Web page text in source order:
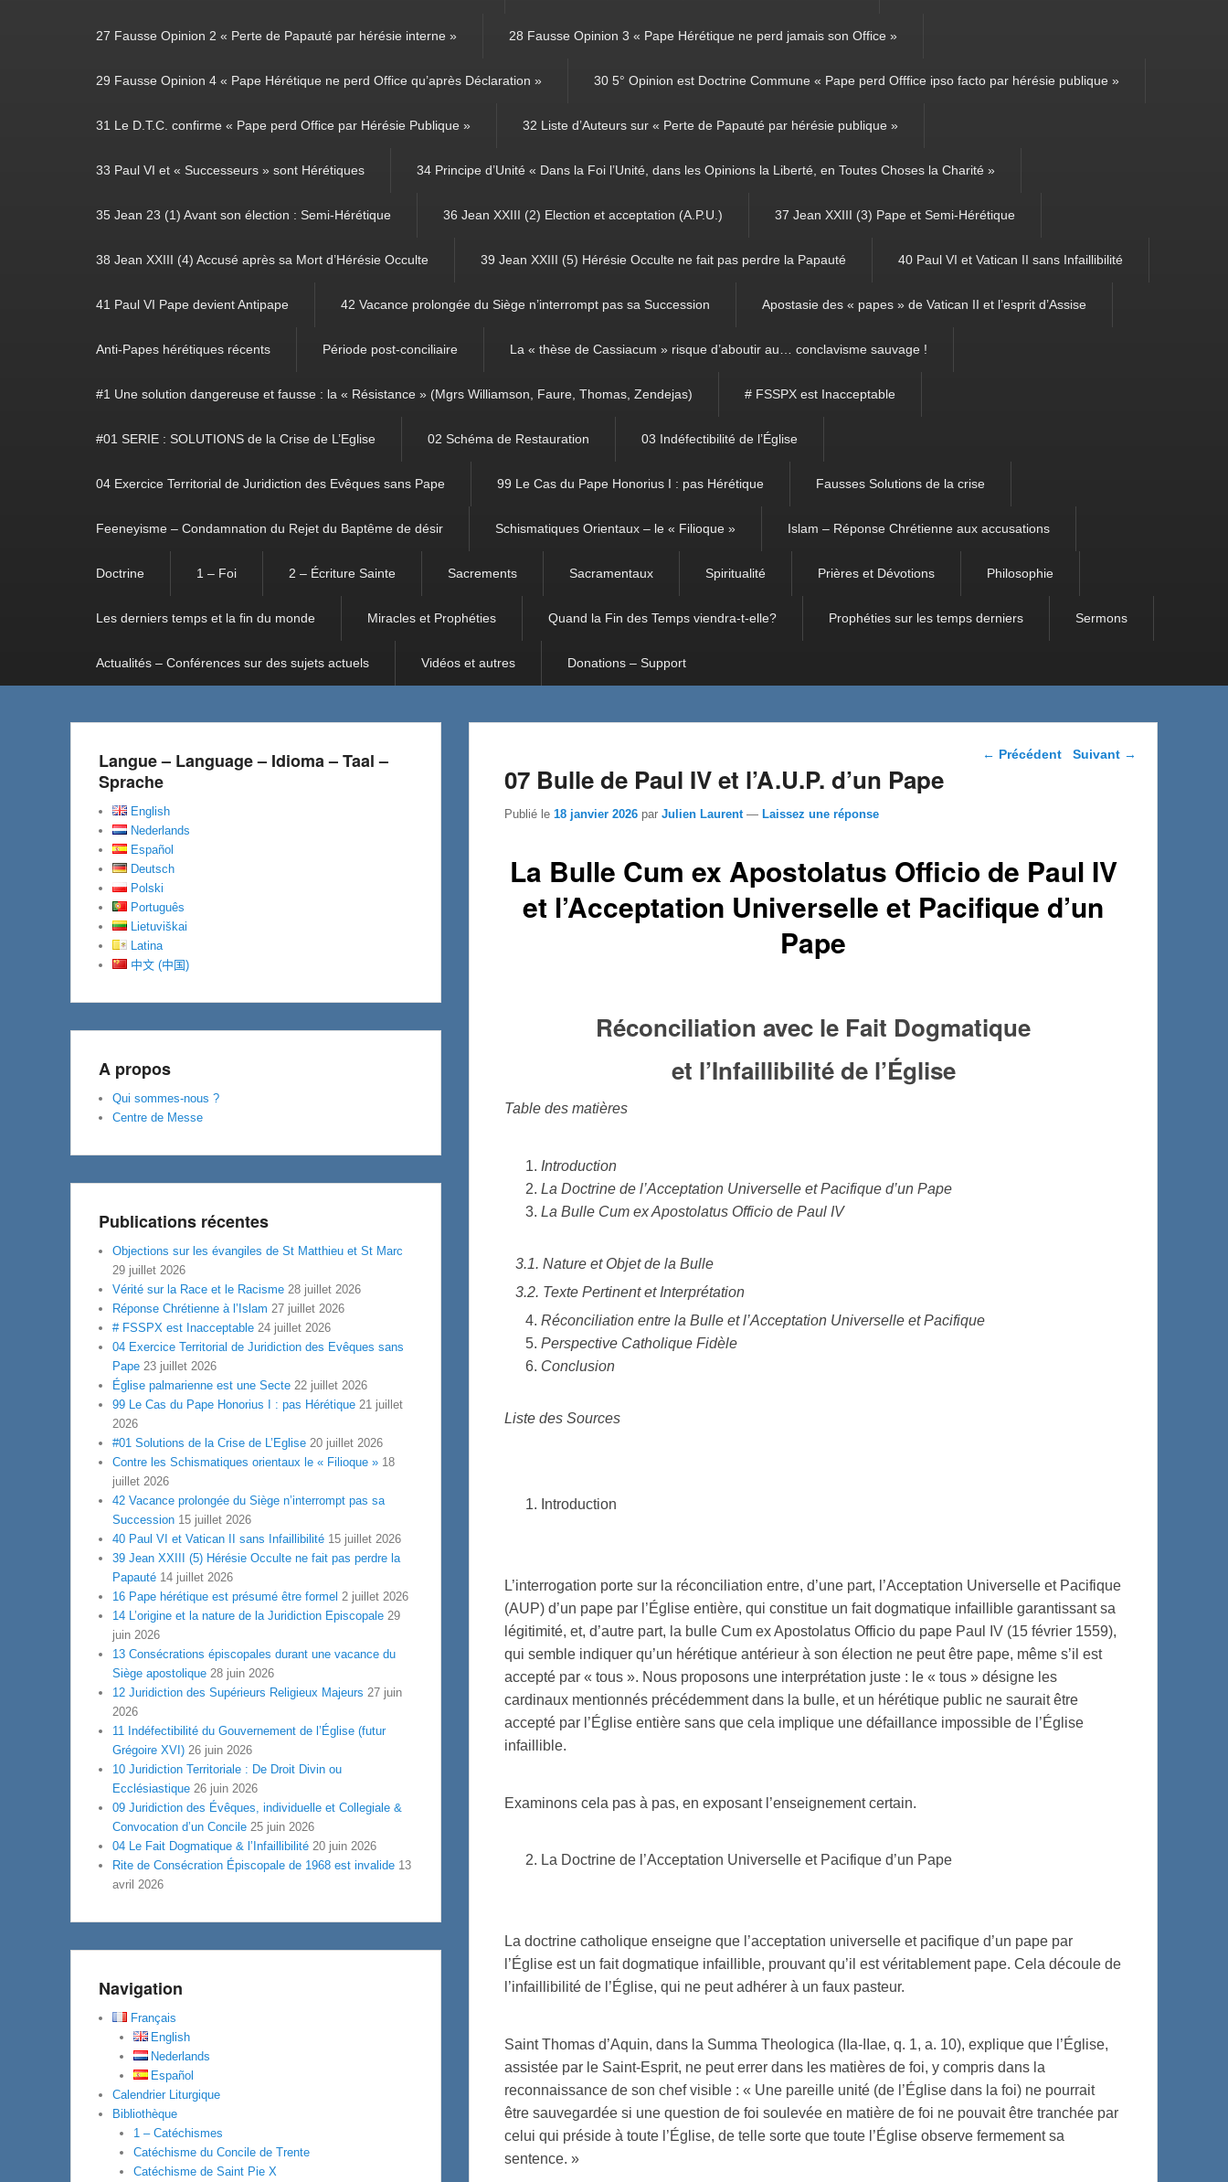
27 Fausse Opinion 2 « Perte de Papauté par hérésie interne » 28 Fausse Opinion 3 « Pape Hérétique ne perd jamais son Office »
29 Fausse Opinion 4 « Pape Hérétique ne perd Office qu’après Déclaration » 30 5° Opinion est Doctrine Commune « Pape perd Offfice ipso facto par hérésie publique »
31 Le D.T.C. confirme « Pape perd Office par Hérésie Publique » 32 Liste d’Auteurs sur « Perte de Papauté par hérésie publique »
33 Paul VI et « Successeurs » sont Hérétiques 34 Principe d’Unité « Dans la Foi l’Unité, dans les Opinions la Liberté, en Toutes Choses la Charité »
35 Jean 23 (1) Avant son élection : Semi-Hérétique 36 Jean XXIII (2) Election et acceptation (A.P.U.) 37 Jean XXIII (3) Pape et Semi-Hérétique
38 Jean XXIII (4) Accusé après sa Mort d’Hérésie Occulte 39 Jean XXIII (5) Hérésie Occulte ne fait pas perdre la Papauté 40 Paul VI et Vatican II sans Infaillibilité
41 Paul VI Pape devient Antipape 42 Vacance prolongée du Siège n’interrompt pas sa Succession Apostasie des « papes » de Vatican II et l’esprit d’Assise
Anti-Papes hérétiques récents Période post-conciliaire La « thèse de Cassiacum » risque d’aboutir au… conclavisme sauvage !
#1 Une solution dangereuse et fausse : la « Résistance » (Mgrs Williamson, Faure, Thomas, Zendejas) # FSSPX est Inacceptable
#01 SERIE : SOLUTIONS de la Crise de L’Eglise 02 Schéma de Restauration 03 Indéfectibilité de l’Église
04 Exercice Territorial de Juridiction des Evêques sans Pape 99 Le Cas du Pape Honorius I : pas Hérétique Fausses Solutions de la crise
Feeneyisme – Condamnation du Rejet du Baptême de désir Schismatiques Orientaux – le « Filioque » Islam – Réponse Chrétienne aux accusations
Doctrine 1 – Foi 2 – Écriture Sainte Sacrements Sacramentaux Spiritualité Prières et Dévotions Philosophie
Les derniers temps et la fin du monde Miracles et Prophéties Quand la Fin des Temps viendra-t-elle? Prophéties sur les temps derniers Sermons
Actualités – Conférences sur des sujets actuels Vidéos et autres Donations – Support
Navigation dans les
← Précédent Suivant →
07 Bulle de Paul IV et l’A.U.P. d’un Pape
Publié le 18 janvier 2026 par Julien Laurent — Laissez une réponse
La Bulle Cum ex Apostolatus Officio de Paul IV
et l’Acceptation Universelle et Pacifique d’un
Pape
Réconciliation avec le Fait Dogmatique
et l’Infaillibilité de l’Église
Table des matières
Introduction
La Doctrine de l’Acceptation Universelle et Pacifique d’un Pape
La Bulle Cum ex Apostolatus Officio de Paul IV
3.1. Nature et Objet de la Bulle
3.2. Texte Pertinent et Interprétation
Réconciliation entre la Bulle et l’Acceptation Universelle et Pacifique
Perspective Catholique Fidèle
Conclusion
Liste des Sources
Introduction
L’interrogation porte sur la réconciliation entre, d’une part, l’Acceptation Universelle et Pacifique
(AUP) d’un pape par l’Église entière, qui constitue un fait dogmatique infaillible garantissant sa
légitimité, et, d’autre part, la bulle Cum ex Apostolatus Officio du pape Paul IV (15 février 1559),
qui semble indiquer qu’un hérétique antérieur à son élection ne peut être pape, même s’il est
accepté par « tous ». Nous proposons une interprétation juste : le « tous » désigne les
cardinaux mentionnés précédemment dans la bulle, et un hérétique public ne saurait être
accepté par l’Église entière sans que cela implique une défaillance impossible de l’Église
infaillible.
Examinons cela pas à pas, en exposant l’enseignement certain.
La Doctrine de l’Acceptation Universelle et Pacifique d’un Pape
La doctrine catholique enseigne que l’acceptation universelle et pacifique d’un pape par
l’Église est un fait dogmatique infaillible, prouvant qu’il est véritablement pape. Cela découle de
l’infaillibilité de l’Église, qui ne peut adhérer à un faux pasteur.
Saint Thomas d’Aquin, dans la Summa Theologica (IIa-IIae, q. 1, a. 10), explique que l’Église,
assistée par le Saint-Esprit, ne peut errer dans les matières de foi, y compris dans la
reconnaissance de son chef visible : « Une pareille unité (de l’Église dans la foi) ne pourrait
être sauvegardée si une question de foi soulevée en matière de foi ne pouvait être tranchée par
celui qui préside à toute l’Église, de telle sorte que toute l’Église observe fermement sa
sentence. »
Langue – Language – Idioma – Taal –
Sprache
English
Nederlands
Español
Deutsch
Polski
Português
Lietuviškai
Latina
中文 (中国)
A propos
Qui sommes-nous ?
Centre de Messe
Publications récentes
Objections sur les évangiles de St Matthieu et St Marc
29 juillet 2026
Vérité sur la Race et le Racisme 28 juillet 2026
Réponse Chrétienne à l’Islam 27 juillet 2026
# FSSPX est Inacceptable 24 juillet 2026
04 Exercice Territorial de Juridiction des Evêques sans
Pape 23 juillet 2026
Église palmarienne est une Secte 22 juillet 2026
99 Le Cas du Pape Honorius I : pas Hérétique 21 juillet
2026
#01 Solutions de la Crise de L’Eglise 20 juillet 2026
Contre les Schismatiques orientaux le « Filioque » 18
juillet 2026
42 Vacance prolongée du Siège n’interrompt pas sa
Succession 15 juillet 2026
40 Paul VI et Vatican II sans Infaillibilité 15 juillet 2026
39 Jean XXIII (5) Hérésie Occulte ne fait pas perdre la
Papauté 14 juillet 2026
16 Pape hérétique est présumé être formel 2 juillet 2026
14 L’origine et la nature de la Juridiction Episcopale 29
juin 2026
13 Consécrations épiscopales durant une vacance du
Siège apostolique 28 juin 2026
12 Juridiction des Supérieurs Religieux Majeurs 27 juin
2026
11 Indéfectibilité du Gouvernement de l’Église (futur
Grégoire XVI) 26 juin 2026
10 Juridiction Territoriale : De Droit Divin ou
Ecclésiastique 26 juin 2026
09 Juridiction des Évêques, individuelle et Collegiale &
Convocation d’un Concile 25 juin 2026
04 Le Fait Dogmatique & l’Infaillibilité 20 juin 2026
Rite de Consécration Épiscopale de 1968 est invalide 13
avril 2026
Navigation
Français
English
Nederlands
Español
Calendrier Liturgique
Bibliothèque
1 – Catéchismes
Catéchisme du Concile de Trente
Catéchisme de Saint Pie X